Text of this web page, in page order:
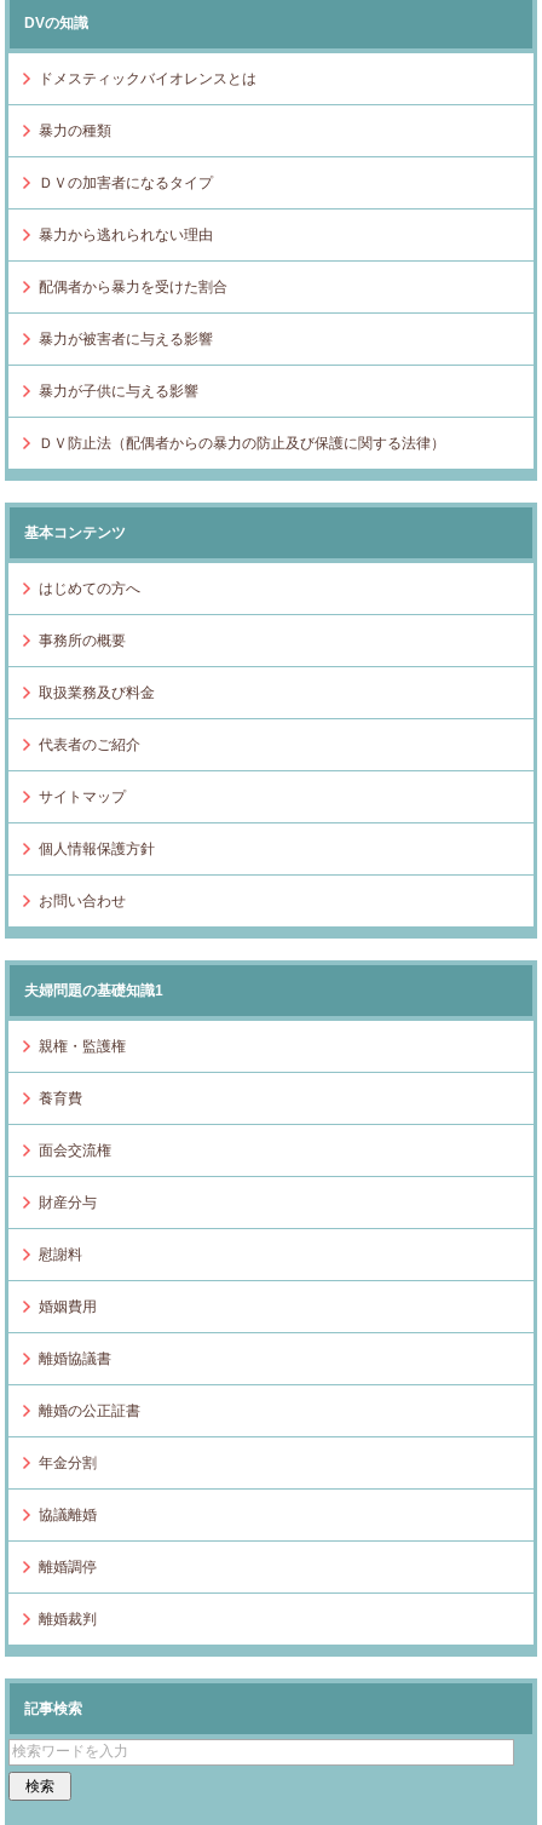
DVの知識
ドメスティックバイオレンスとは
暴力の種類
ＤＶの加害者になるタイプ
暴力から逃れられない理由
配偶者から暴力を受けた割合
暴力が被害者に与える影響
暴力が子供に与える影響
ＤＶ防止法（配偶者からの暴力の防止及び保護に関する法律）
基本コンテンツ
はじめての方へ
事務所の概要
取扱業務及び料金
代表者のご紹介
サイトマップ
個人情報保護方針
お問い合わせ
夫婦問題の基礎知識1
親権・監護権
養育費
面会交流権
財産分与
慰謝料
婚姻費用
離婚協議書
離婚の公正証書
年金分割
協議離婚
離婚調停
離婚裁判
記事検索